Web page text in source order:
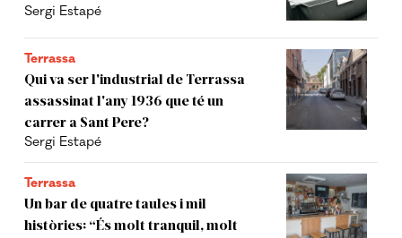
Sergi Estapé
Terrassa
Qui va ser l'industrial de Terrassa
assassinat l'any 1936 que té un
carrer a Sant Pere?
Sergi Estapé
Terrassa
Un bar de quatre taules i mil
històries: “És molt tranquil, molt